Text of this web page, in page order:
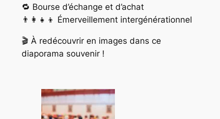
🔁 Bourse d’échange et d’achat
👨‍👩‍👧‍👦 Émerveillement intergénérationnel
🎬 À redécouvrir en images dans ce
diaporama souvenir !